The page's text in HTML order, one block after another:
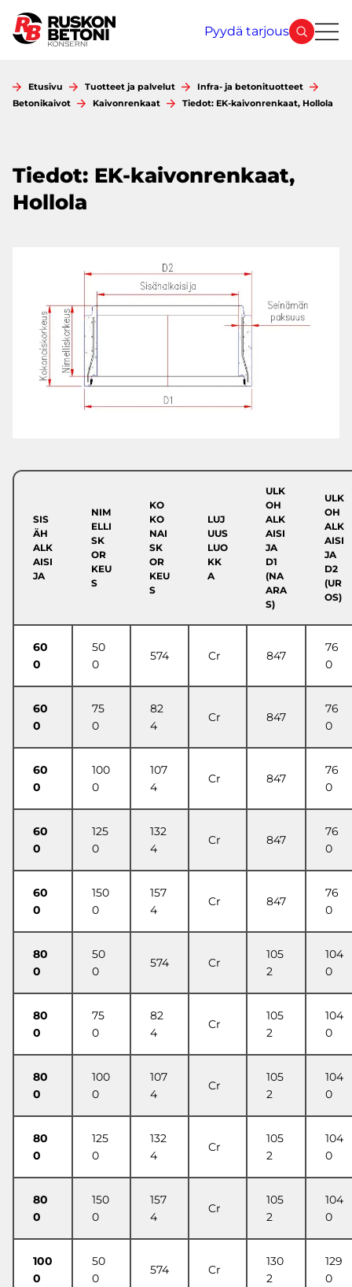
sisältöön
Pyydä tarjous
Etusivu Tuotteet ja palvelut
Infra- ja betonituotteet
Betonikaivot
Kaivonrenkaat Tiedot: EK-kaivonrenkaat, Hollola
Tiedot: EK-kaivonrenkaat,
Hollola
SIS
ÄH
ALK
AISI
JA
NIM
ELLI
SK
OR
KEU
S
KO
KO
NAI
SK
OR
KEU
S
LUJ
UUS
LUO
KK
A
ULK
OH
ALK
AISI
JA
D1
(NA
ARA
S)
ULK
OH
ALK
AISI
JA
D2
(UR
OS)
60
0
50
0
574 Cr 847
76
0
60
0
75
0
82
4
Cr 847
76
0
60
0
100
0
107
4
Cr 847
76
0
60
0
125
0
132
4
Cr 847
76
0
60
0
150
0
157
4
Cr 847
76
0
80
0
50
0
574 Cr
105
2
104
0
80
0
75
0
82
4
Cr
105
2
104
0
80
0
100
0
107
4
Cr
105
2
104
0
80
0
125
0
132
4
Cr
105
2
104
0
80
0
150
0
157
4
Cr
105
2
104
0
100
0
50
0
574 Cr
130
2
129
0